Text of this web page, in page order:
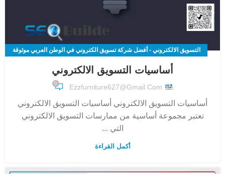
التسويق الالكتروني - أفضل شركة تسويق الكتروني في الوطن العربي موثوقة
أساسيات التسويق الالكتروني
Ezzfurniture627@gmail.com
0
أساسيات التسويق الالكتروني أساسيات التسويق الالكتروني
تعتبر مجموعة أساسية من ممارسات التسويق الالكتروني
التي ...
أكمل القراءة